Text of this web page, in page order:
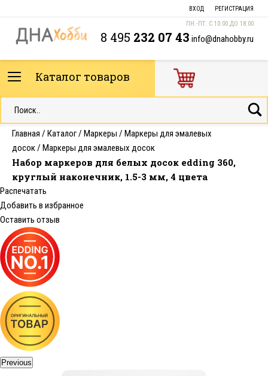
ВХОД РЕГИСТРАЦИЯ
ПН.-ПТ. С 10:00 ДО 18:00
8 495 232 07 43 info@dnahobby.ru
Каталог товаров
Главная / Каталог/ Маркеры / Маркеры для эмалевых
досок/ Маркеры для эмалевых досок
Набор маркеров для белых досок edding 360,
круглый наконечник, 1.5-3 мм, 4 цвета
Распечатать
Добавить в избранное
Оставить отзыв
Previous